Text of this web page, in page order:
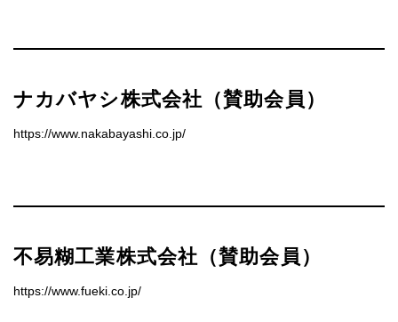
ナカバヤシ株式会社（賛助会員）
https://www.nakabayashi.co.jp/
不易糊工業株式会社（賛助会員）
https://www.fueki.co.jp/